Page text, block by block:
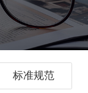
标准规范